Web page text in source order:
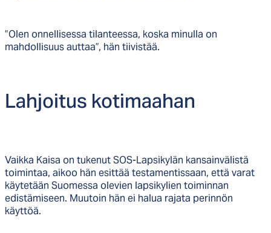
”Olen onnellisessa tilanteessa, koska minulla on
mahdollisuus auttaa”, hän tiivistää.
Lah­joi­tus ko­ti­maa­han
Vaikka Kaisa on tukenut SOS-Lapsikylän kansainvälistä
toimintaa, aikoo hän esittää testamentissaan, että varat
käytetään Suomessa olevien lapsikylien toiminnan
edistämiseen. Muutoin hän ei halua rajata perinnön
käyttöä.